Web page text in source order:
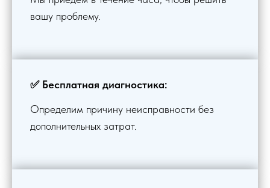
вашу проблему.
✅ Бесплатная диагностика:
Определим причину неисправности без
дополнительных затрат.